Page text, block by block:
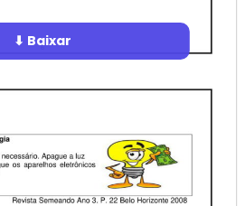
⬇ Baixar